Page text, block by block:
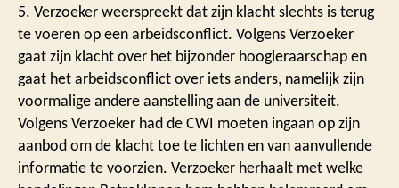
5. Verzoeker weerspreekt dat zijn klacht slechts is terug
te voeren op een arbeidsconflict. Volgens Verzoeker
gaat zijn klacht over het bijzonder hoogleraarschap en
gaat het arbeidsconflict over iets anders, namelijk zijn
voormalige andere aanstelling aan de universiteit.
Volgens Verzoeker had de CWI moeten ingaan op zijn
aanbod om de klacht toe te lichten en van aanvullende
informatie te voorzien. Verzoeker herhaalt met welke